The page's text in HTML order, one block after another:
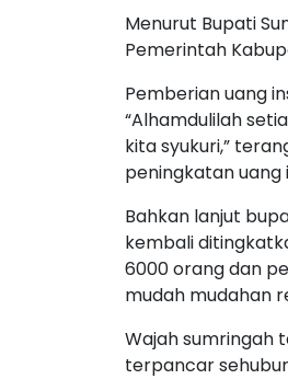
Menurut Bupati
Pemerintah
Pemberian uang
“Alhamdulilah
kita syukuri,”
peningkatan uang
Bahkan lanjut
kembali
6000 orang dan
mudah mudahan
Wajah sumringah
terpancar